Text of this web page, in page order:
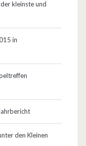
kleinste und
in
den Kleinen